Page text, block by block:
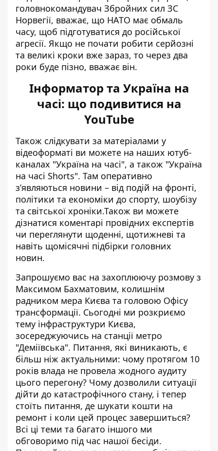
головнокомандувач Збройних сил ЗС
Норвегії, вважає, що НАТО має обмаль
часу, щоб підготуватися до російської
агресії. Якщо не почати робити серйозні
та великі кроки вже зараз, то через два
роки буде пізно, вважає він.
Інформатор та Україна на
часі: що подивитися на
YouTube
Також слідкувати за матеріалами у
відеоформаті ви можете на наших ютуб-
каналах "Україна на часі", а також "Україна
на часі Shorts". Там оперативно
зʼявляються новини – від подій на фронті,
політики та економіки до спорту, шоубізу
та світської хроніки.Також ви можете
дізнатися коментарі провідних експертів
чи переглянути щоденні, щотижневі та
навіть щомісячні підбірки головних
новин.
Запрошуємо вас на захоплюючу розмову з
Максимом Бахматовим, колишнім
радником мера Києва та головою Офісу
трансформації. Сьогодні ми розкриємо
тему інфраструктури Києва,
зосереджуючись на станції метро
"Деміївська". Питання, які виникають, є
більш ніж актуальними: чому протягом 10
років влада не провела жодного аудиту
цього перегону? Чому дозволили ситуації
дійти до катастрофічного стану, і тепер
стоїть питання, де шукати кошти на
ремонт і коли цей процес завершиться?
Всі ці теми та багато іншого ми
обговоримо під час нашої бесіди.